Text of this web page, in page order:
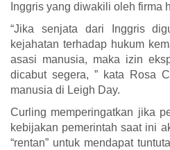
Inggris yang diwakili oleh firma
“Jika senjata dari Inggris
kejahatan terhadap hukum
asasi manusia, maka izin
dicabut segera, ” kata Rosa
manusia di Leigh Day.
Curling memperingatkan jika
kebijakan pemerintah saat ini
“rentan” untuk mendapat